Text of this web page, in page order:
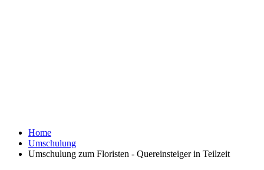
Home
Umschulung
Umschulung zum Floristen - Quereinsteiger in Teilzeit